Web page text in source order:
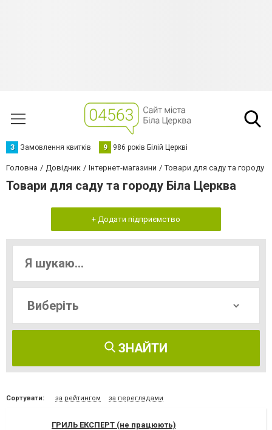
З Замовлення квитків 9 986 років Білій Церкві
Головна Довідник Інтернет-магазини Товари для саду та городу
Товари для саду та городу Біла Церква
+ Додати підприємство
ЗНАЙТИ
Сортувати: за рейтингом за переглядами
ГРИЛЬ ЕКСПЕРТ (не працюють)